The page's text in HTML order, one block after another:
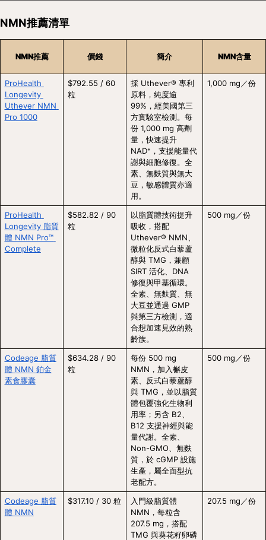
NMN推薦清單
NMN推薦 價錢 簡介 NMN含量
ProHealth
Longevity
Uthever NMN
Pro 1000
$792.55 / 60
粒
採 Uthever® 專利
原料，純度逾
99%，經美國第三
方實驗室檢測。每
份 1,000 mg 高劑
量，快速提升
NAD⁺，支援能量代
謝與細胞修復。全
素、無麩質與無大
豆，敏感體質亦適
用。
1,000 mg／份
ProHealth
Longevity 脂質
體 NMN Pro™
Complete
$582.82 / 90
粒
以脂質體技術提升
吸收，搭配
Uthever® NMN、
微粒化反式白藜蘆
醇與 TMG，兼顧
SIRT 活化、DNA
修復與甲基循環。
全素、無麩質、無
大豆並通過 GMP
與第三方檢測，適
合想加速見效的熟
齡族。
500 mg／份
Codeage 脂質
體 NMN 鉑金
素食膠囊
$634.28 / 90
粒
每份 500 mg
NMN，加入槲皮
素、反式白藜蘆醇
與 TMG，並以脂質
體包覆強化生物利
用率；另含 B2、
B12 支援神經與能
量代謝。全素、
Non-GMO、無麩
質，於 cGMP 設施
生產，屬全面型抗
老配方。
500 mg／份
Codeage 脂質
體 NMN
$317.10 / 30 粒
入門級脂質體
NMN，每粒含
207.5 mg，搭配
TMG 與葵花籽卵磷
207.5 mg／份